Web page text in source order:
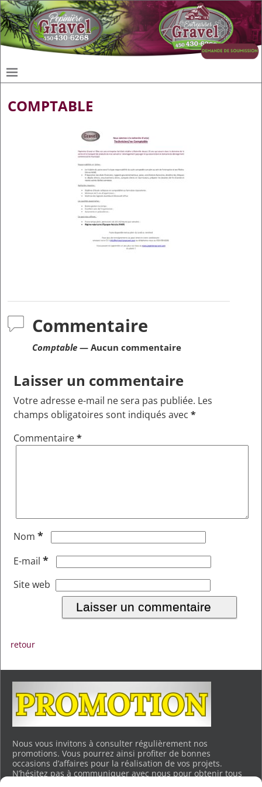
COMPTABLE
Commentaire
Comptable— Aucun commentaire
Laisser un commentaire
Votre adresse e-mail ne sera pas publiée. Les
champs obligatoires sont indiqués avec*
Commentaire*
Nom*
E-mail*
Site web
retour
Nous vous invitons à consulter régulièrement nos
promotions. Vous pourrez ainsi profiter de bonnes
occasions d’affaires pour la réalisation de vos projets.
N’hésitez pas à communiquer avec nous pour obtenir tous